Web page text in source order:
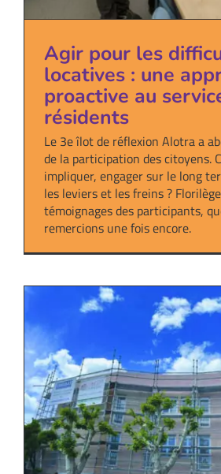
Agir pour les
locatives : une
proactive au
résidents
Le 3e îlot de réflexion Alotra a
de la participation des citoyens.
impliquer, engager sur le long
les leviers et les freins ?
témoignages des participants,
remercions une fois encore.